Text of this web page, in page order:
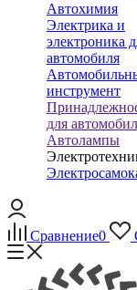
Автохимия
Электрика и
электроника
автомобиля
инструмент
для
Автолампы
Сравнение0